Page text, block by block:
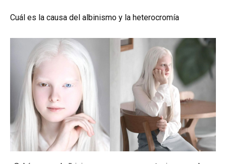
Cuál es la causa del albinismo y la heterocromía